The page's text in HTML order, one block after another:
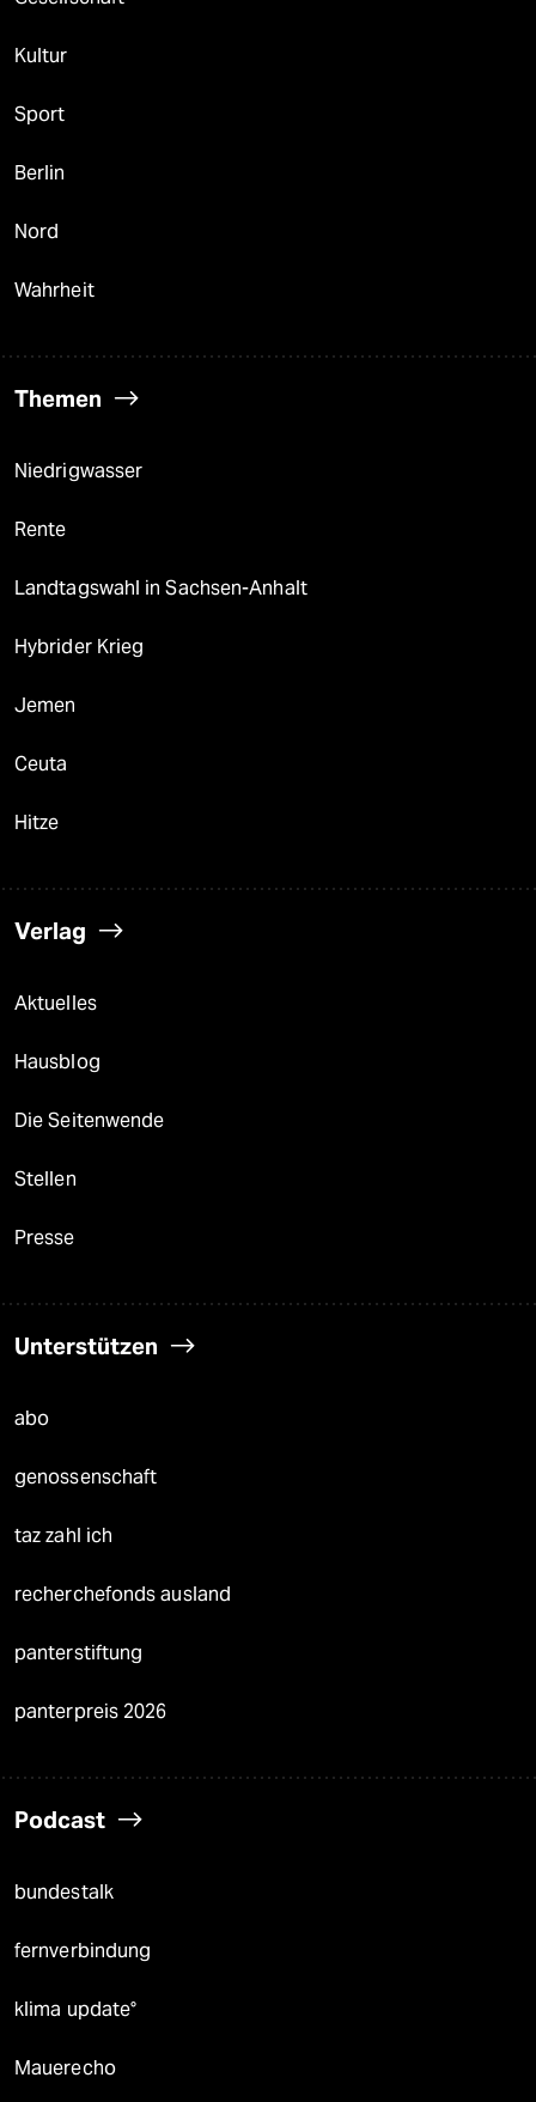
Kultur
Sport
Berlin
Nord
Wahrheit
Themen
Niedrigwasser
Rente
Landtagswahl in Sachsen-Anhalt
Hybrider Krieg
Jemen
Ceuta
Hitze
Verlag
Aktuelles
Hausblog
Die Seitenwende
Stellen
Presse
Unterstützen
abo
genossenschaft
taz zahl ich
recherchefonds ausland
panterstiftung
panterpreis 2026
Podcast
bundestalk
fernverbindung
klima update°
Mauerecho